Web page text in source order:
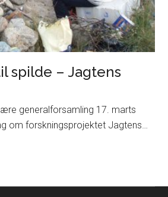
spilde – Jagtens
generalforsamling 17. marts
om forskningsprojektet Jagtens…